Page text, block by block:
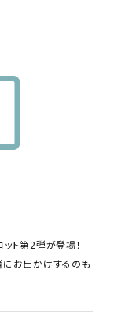
ト第2弾が登場！
にお出かけするのも